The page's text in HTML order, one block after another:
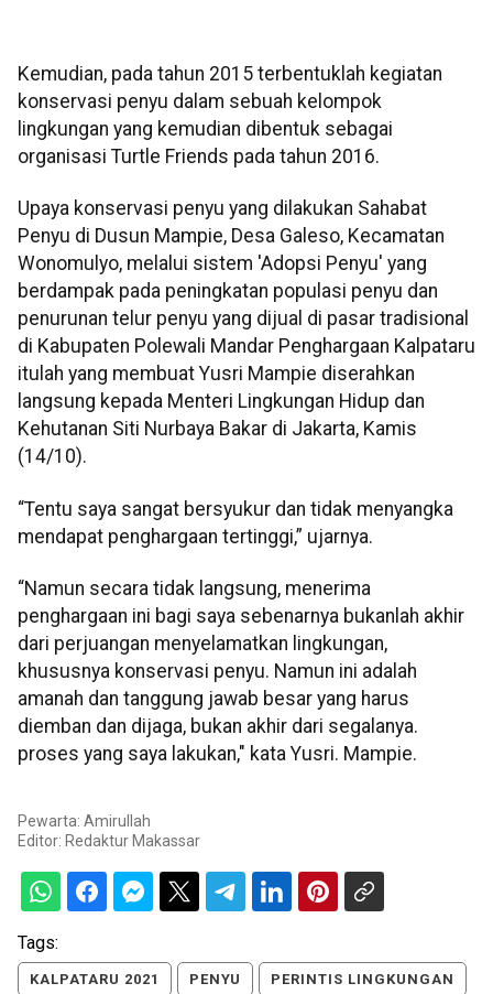
Kemudian, pada tahun 2015 terbentuklah kegiatan
konservasi penyu dalam sebuah kelompok
lingkungan yang kemudian dibentuk sebagai
organisasi Turtle Friends pada tahun 2016.
Upaya konservasi penyu yang dilakukan Sahabat
Penyu di Dusun Mampie, Desa Galeso, Kecamatan
Wonomulyo, melalui sistem 'Adopsi Penyu' yang
berdampak pada peningkatan populasi penyu dan
penurunan telur penyu yang dijual di pasar tradisional
di Kabupaten Polewali Mandar Penghargaan Kalpataru
itulah yang membuat Yusri Mampie diserahkan
langsung kepada Menteri Lingkungan Hidup dan
Kehutanan Siti Nurbaya Bakar di Jakarta, Kamis
(14/10).
“Tentu saya sangat bersyukur dan tidak menyangka
mendapat penghargaan tertinggi,” ujarnya.
“Namun secara tidak langsung, menerima
penghargaan ini bagi saya sebenarnya bukanlah akhir
dari perjuangan menyelamatkan lingkungan,
khususnya konservasi penyu. Namun ini adalah
amanah dan tanggung jawab besar yang harus
diemban dan dijaga, bukan akhir dari segalanya.
proses yang saya lakukan," kata Yusri. Mampie.
Pewarta: Amirullah
Editor: Redaktur Makassar
Tags:
KALPATARU 2021 PENYU PERINTIS LINGKUNGAN